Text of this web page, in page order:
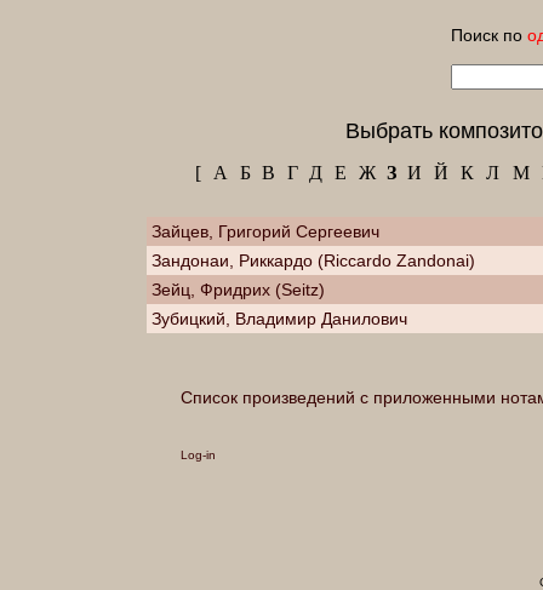
Поиск по
Выбрать
[ А Б В Г Д Е Ж З И Й К Л М
Зайцев, Григорий Сергеевич
Зандонаи, Риккардо (Riccardo Zandonai)
Зейц, Фридрих (Seitz)
Зубицкий, Владимир Данилович
Список произведений с приложенными
Log-in